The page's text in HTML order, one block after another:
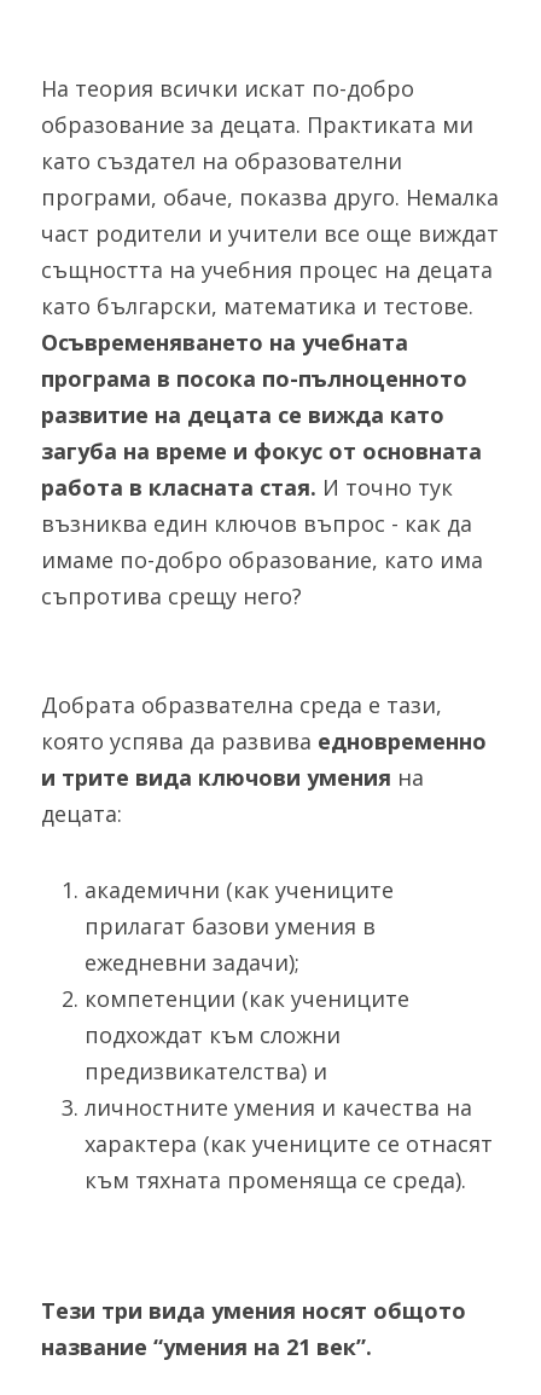
На теория всички искат по-добро
образование за децата. Практиката ми
като създател на образователни
програми, обаче, показва друго. Немалка
част родители и учители все още виждат
същността на учебния процес на децата
Осъвременяването на учебната
програма в посока по-пълноценното
развитие на децата се вижда като
загуба на време и фокус от основната
работа в класната стая. И точно тук
възниква един ключов въпрос - как да
имаме по-добро образование, като има
съпротива срещу него?
Добрата образвателна среда е тази,
която успява да развива едновременно
и трите вида ключови умения на
децата:
академични (как учениците
прилагат базови умения в
ежедневни задачи);
компетенции (как учениците
подхождат към сложни
предизвикателства) и
личностните умения и качества на
характера (как учениците се отнасят
към тяхната променяща се среда).
Тези три вида умения носят общото
название “умения на 21 век”.